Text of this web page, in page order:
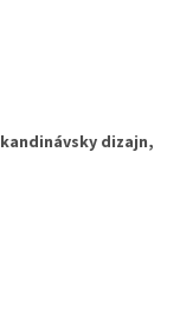
dizajn,